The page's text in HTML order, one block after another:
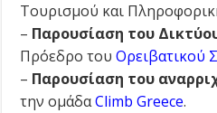
Τουρισμού και
– Παρουσίαση του
Πρόεδρο τουΟρειβατικού
– Παρουσίαση του
την ομάδαClimb Greece.